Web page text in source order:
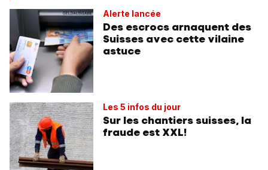
Alerte lancée
Des escrocs arnaquent des
Suisses avec cette vilaine
astuce
Les 5 infos du jour
Sur les chantiers suisses, la
fraude est XXL!